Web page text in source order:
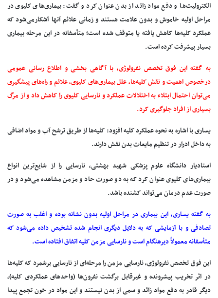
الکترولیت‌ها و دفع مواد زائد از بدن عنوان کرد و گفت: بیماری‌های کلیوی در
مراحل اولیه خاموش و بدون علامت هستند و زمانی علائم آنها آشکارمی‌شود که
عملکرد کلیه‌ها کاهش یافته یا متوقف شده است؛ متأسفانه در این مرحله بیماری
بسیار پیشرفت کرده است.
به گفته این فوق تخصص نفرولوژی، با آگاهی بخشی و اطلاع رسانی عمومی
درخصوص اهمیت و نقش کلیه‌ها، علل بیماری‌های کلیوی، علائم و راه‌های پیشگیری
می‌توان احتمال ابتلاء به اختلالات عملکرد و نارسایی کلیوی را کاهش داد و از مرگ
بسیاری از افراد جلوگیری کرد.
یساری با اشاره به نحوه عملکرد کلیه افزود: کلیه‌ها از طریق ترشح آب و مواد اضافی
به داخل ادرار در تنظیم مایعات بدن نقش دارند.
استادیار دانشگاه علوم پزشکی شهید بهشتی، نارسایی را از شایع‌ترین انواع
بیماری‌های کلیوی عنوان کرد که به دو صورت حاد و مزمن مشاهده می‌شود و در
صورت عدم درمان می‌تواند کشنده باشد.
به گفته یساری، این بیماری در مراحل اولیه بدون نشانه بوده و اغلب به صورت
تصادفی و با آزمایشی که به دلایل دیگری انجام شده تشخیص داده می‌شود که
متأسفانه معمولاً دیرهنگام است و نارسایی مزمن کلیه اتفاق افتاده است.
این فوق تخصص نفرولوژی، نارسایی مزمن را مرحله‌ای از نارسایی برشمرد که کلیه‌ها
در اثر تخریب پیشرونده و غیرقابل برگشت نفرون‌ها (واحدهای عملکردی کلیه)،
دیگر قادر به دفع مواد زائد و سمی از بدن نیستند و این مواد در خون تجمع پیدا